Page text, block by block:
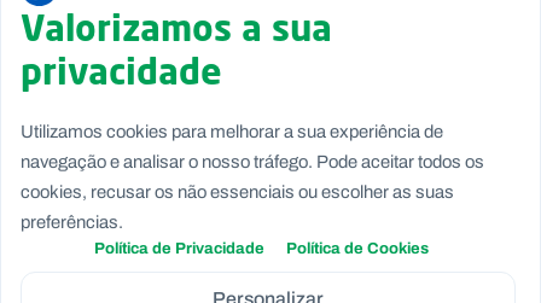
Filhas de Maria Auxiliadora
Salesianos Cooperadores
Voluntárias de Dom Bosco
Valorizamos a sua
privacidade
Utilizamos cookies para melhorar a sua experiência de
navegação e analisar o nosso tráfego. Pode aceitar todos os
cookies, recusar os não essenciais ou escolher as suas
preferências.
Política de Privacidade Política de Cookies